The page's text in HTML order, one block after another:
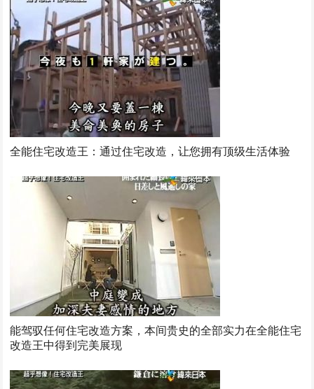
全能住宅改造王：通过住宅改造，让您拥有顶级生活体验
能驾驭任何住宅改造方案，本间贵史的全部实力在全能住宅
改造王中得到完美展现